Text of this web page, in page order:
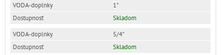
1"
Skladom
5/4"
Skladom